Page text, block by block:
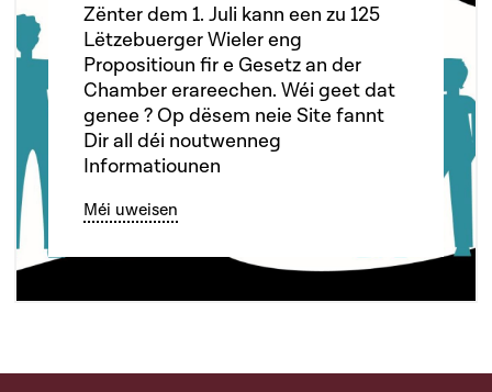
Zënter dem 1. Juli kann een zu 125
Lëtzebuerger Wieler eng
Propositioun fir e Gesetz an der
Chamber erareechen. Wéi geet dat
genee ? Op dësem neie Site fannt
Dir all déi noutwenneg
Informatiounen
Méi uweisen